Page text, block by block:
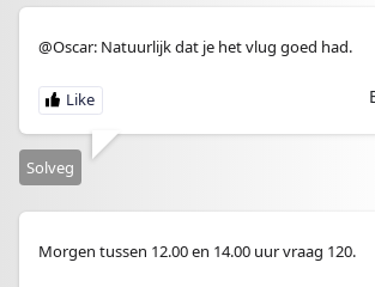
@Oscar: Natuurlijk dat je het vlug goed had.
Solveg
Morgen tussen 12.00 en 14.00 uur vraag 120.